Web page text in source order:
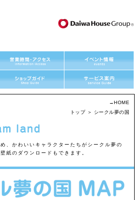
、かわいいキャラクターたちがシークル夢の
紙のダウンロードもできます。
→HOME
トップ＞ シークル夢の国